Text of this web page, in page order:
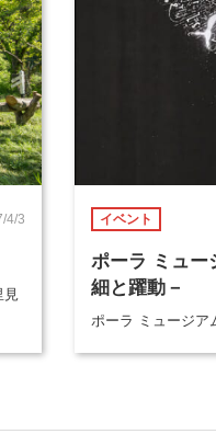
4/3
見
イベント
ポーラ ミュー
細と躍動－
ポーラ ミュージア